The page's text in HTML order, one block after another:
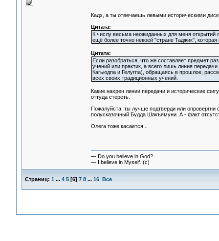
Кадх, а ты отвечаешь левыми историческими
Цитата:
К числу весьма неожиданных для меня открытий
ещё более точно некоей "стране Таджик",
Цитата:
Если разобраться, что же составляет предмет
учений или практик, а всего лишь линия
Кагьюдпа и Гелугпа), обращаясь в прошлое,
всех своих традиционных учений.
Какие нахрен линии передачи и исторические
оттуда стереть.
Пожалуйста, ты лучше подтверди или опровергни
полусказочный Будда Шакъямуни. А - факт
Олега тоже касается...
— Do you believe in God?
— I believe in Myself. (c)
Страниц: 1 ... 4 5[6] 7 8 ... 16 Все